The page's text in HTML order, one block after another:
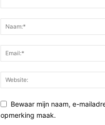
Bewaar mijn naam, e-
opmerking maak.